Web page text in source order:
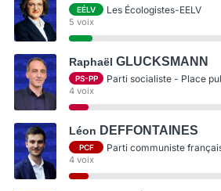
EÉLV Les Écologistes-EELV
5 voix
Raphaël GLUCKSMANN
PS-PP Parti socialiste - Place
4 voix
Léon DEFFONTAINES
PCF Parti communiste
4 voix